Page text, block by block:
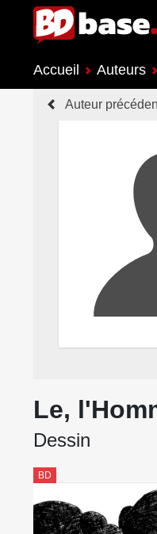
Accueil Auteurs
Auteur
Le,
Dessin
BD